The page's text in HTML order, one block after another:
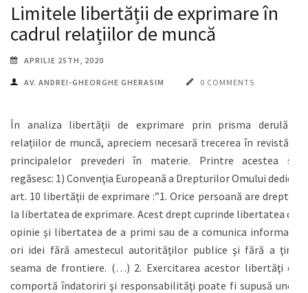
Limitele libertății de exprimare în
cadrul relațiilor de muncă
APRILIE 25TH, 2020
AV. ANDREI-GHEORGHE GHERASIM 0 COMMENTS
În analiza libertății de exprimare prin prisma derulării
relațiilor de muncă, apreciem necesară trecerea în revistă a
principalelor prevederi în materie. Printre acestea se
regăsesc: 1) Convenţia Europeană a Drepturilor Omului dedică
art. 10 libertăţii de exprimare :”1. Orice persoană are dreptul
la libertatea de exprimare. Acest drept cuprinde libertatea de
opinie şi libertatea de a primi sau de a comunica informaţii
ori idei fără amestecul autorităţilor publice şi fără a ţine
seama de frontiere. (…) 2. Exercitarea acestor libertăţi ce
comportă îndatoriri şi responsabilităţi poate fi supusă unor